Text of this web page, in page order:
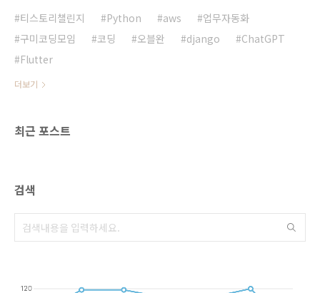
티스토리챌린지 Python aws
업무자동화
구미코딩모임
코딩 오블완 django
ChatGPT
Flutter
더보기
최근 포스트
검색